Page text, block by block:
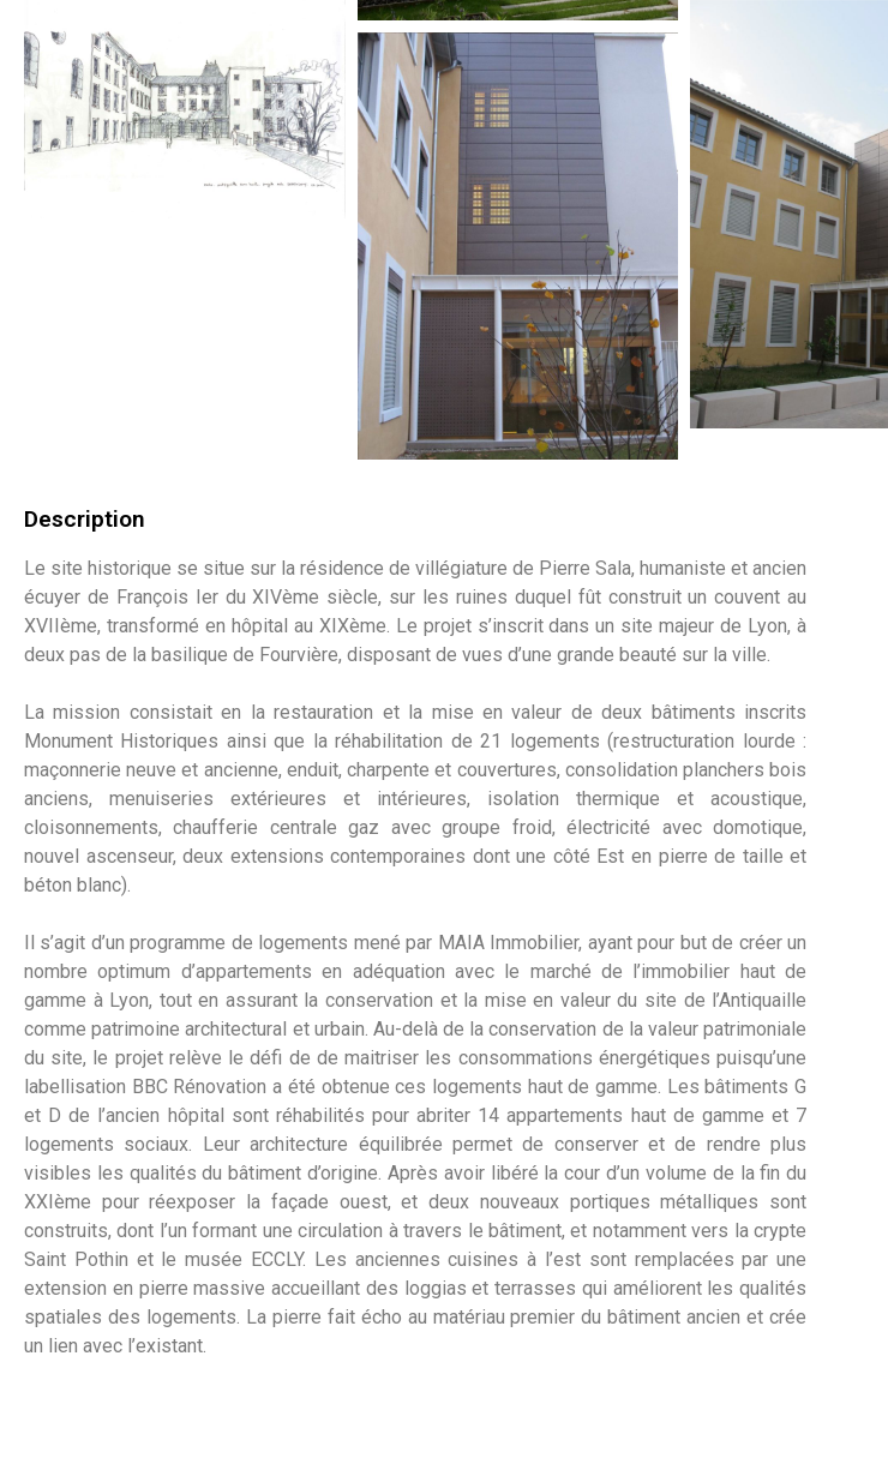
Description
Le site historique se situe sur la résidence de villégiature de Pierre Sala, humaniste et ancien
écuyer de François Ier du XIVème siècle, sur les ruines duquel fût construit un couvent au
XVIIème, transformé en hôpital au XIXème. Le projet s’inscrit dans un site majeur de Lyon, à
deux pas de la basilique de Fourvière, disposant de vues d’une grande beauté sur la ville.
La mission consistait en la restauration et la mise en valeur de deux bâtiments inscrits
Monument Historiques ainsi que la réhabilitation de 21 logements (restructuration lourde :
maçonnerie neuve et ancienne, enduit, charpente et couvertures, consolidation planchers bois
anciens, menuiseries extérieures et intérieures, isolation thermique et acoustique,
cloisonnements, chaufferie centrale gaz avec groupe froid, électricité avec domotique,
nouvel ascenseur, deux extensions contemporaines dont une côté Est en pierre de taille et
béton blanc).
Il s’agit d’un programme de logements mené par MAIA Immobilier, ayant pour but de créer un
nombre optimum d’appartements en adéquation avec le marché de l’immobilier haut de
gamme à Lyon, tout en assurant la conservation et la mise en valeur du site de l’Antiquaille
comme patrimoine architectural et urbain. Au-delà de la conservation de la valeur patrimoniale
du site, le projet relève le défi de de maitriser les consommations énergétiques puisqu’une
labellisation BBC Rénovation a été obtenue ces logements haut de gamme. Les bâtiments G
et D de l’ancien hôpital sont réhabilités pour abriter 14 appartements haut de gamme et 7
logements sociaux. Leur architecture équilibrée permet de conserver et de rendre plus
visibles les qualités du bâtiment d’origine. Après avoir libéré la cour d’un volume de la fin du
XXIème pour réexposer la façade ouest, et deux nouveaux portiques métalliques sont
construits, dont l’un formant une circulation à travers le bâtiment, et notamment vers la crypte
Saint Pothin et le musée ECCLY. Les anciennes cuisines à l’est sont remplacées par une
extension en pierre massive accueillant des loggias et terrasses qui améliorent les qualités
spatiales des logements. La pierre fait écho au matériau premier du bâtiment ancien et crée
un lien avec l’existant.